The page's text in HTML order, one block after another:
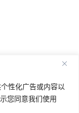
性化广告或内容以
您同意我们使用